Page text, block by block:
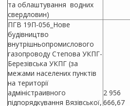
та облаштування водних
свердловин)
ПГВ 19П-056_Нове
будівництво
внутрішньопромислового
газопроводу Степова УКПГ-
Березівська УКПГ (за
межами населених пунктів
на території
адміністраивного
підпорядкування Вязівської,
2 956
666,67